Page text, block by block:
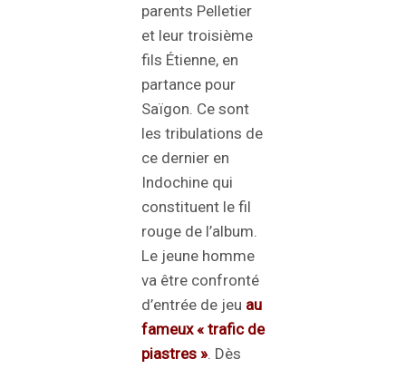
parents Pelletier
et leur troisième
fils Étienne, en
partance pour
Saïgon. Ce sont
les tribulations de
ce dernier en
Indochine qui
constituent le fil
rouge de l’album.
Le jeune homme
va être confronté
d’entrée de jeu au
fameux « trafic de
piastres ». Dès